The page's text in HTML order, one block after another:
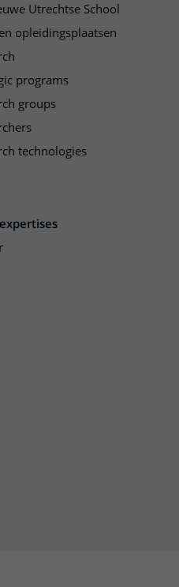
Utrechtse School
opleidingsplaatsen
programs
groups
technologies